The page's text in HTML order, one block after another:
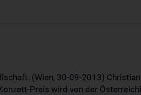
(Wien, 30-09-2013)
Preis wird von der